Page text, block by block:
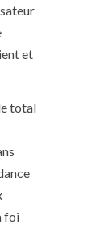
et
total
foi